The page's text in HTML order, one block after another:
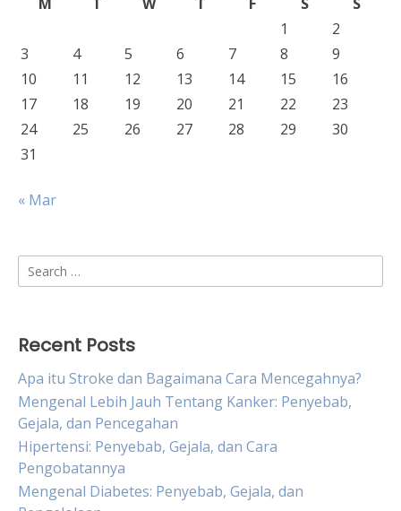
1
2
3
4 5 6 7 8
9
10
11 12 13 14 15
16
17
18 19 20 21 22
23
24
25 26 27 28 29
30
31
« Mar
Search
for:
Recent Posts
Apa itu Stroke dan Bagaimana Cara Mencegahnya?
Mengenal Lebih Jauh Tentang Kanker: Penyebab,
Gejala, dan Pencegahan
Hipertensi: Penyebab, Gejala, dan Cara
Pengobatannya
Mengenal Diabetes: Penyebab, Gejala, dan